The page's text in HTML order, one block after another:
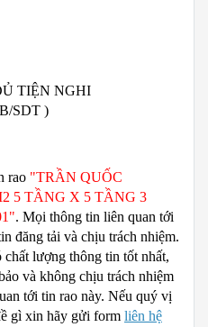
TIỆN NGHI
SDT )
rao "TRẦN QUỐC
5 TẦNG X 5 TẦNG 3
. Mọi thông tin liên quan tới
đăng tải và chịu trách nhiệm.
lượng thông tin tốt nhất,
và không chịu trách nhiệm
tới tin rao này. Nếu quý vị
gì xin hãy gửi form liên hệ